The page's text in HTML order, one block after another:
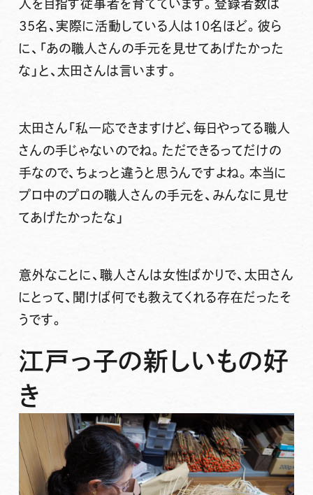
人を目指す従事者を育てています。登録者数は
35名、実際に活動している人は10名ほど。彼ら
に、「あの職人さんの手元を見せてあげたかった
な」と、太田さんは言います。
太田さん 「私一応できますけど、毎日やってる職人
さんの手じゃないのでね。ただできるってだけの
手なので、ちょっと違うと思うんですよね。本当に
プロ中のプロの職人さんの手元を、みんなに見せ
てあげたかったな」
意外なことに、職人さんは女性ばかりで、太田さん
にとって、聞けば何でも教えてくれる存在だったそ
うです。
江戸っ子の新しいもの好
き